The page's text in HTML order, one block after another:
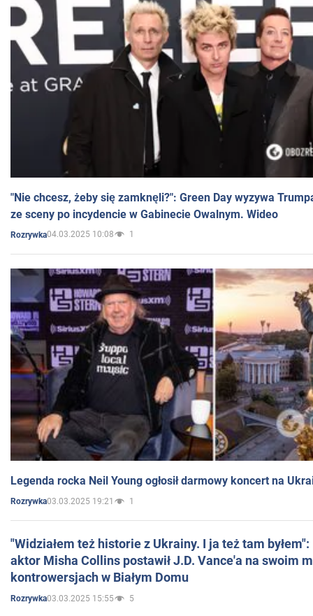
"Nie chcesz, żeby się zamknęli?": Green Day wyzywa
ze sceny po incydencie w Gabinecie Owalnym. Wideo
Rozrywka04.03.2025 10:08 1
Legenda rocka Neil Young ogłosił darmowy koncert na
Rozrywka03.03.2025 19:21 1
"Widziałem też historie z Ukrainy. I ja też tam
aktor Misha Collins postawił J.D. Vance'a na swoim
kontrowersjach w Białym Domu
Rozrywka03.03.2025 15:55 5